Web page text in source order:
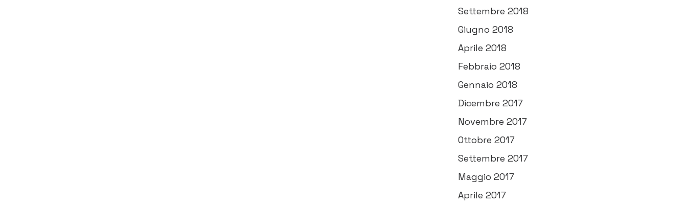
Settembre 2018
Giugno 2018
Aprile 2018
Febbraio 2018
Gennaio 2018
Dicembre 2017
Novembre 2017
Ottobre 2017
Settembre 2017
Maggio 2017
Aprile 2017